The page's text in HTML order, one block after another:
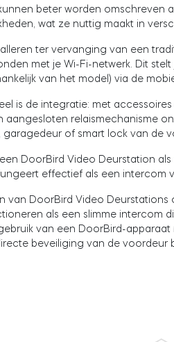
beter worden omschreven
wat ze nuttig maakt in
ter vervanging van een
met je Wi-Fi-netwerk. Dit
van het model) via de
is de integratie: met
aangesloten relaismechanisme
of smart lock van de
DoorBird Video Deurstation
effectief als een intercom
van DoorBird Video
als een slimme intercom
van een DoorBird-
beveiliging van de